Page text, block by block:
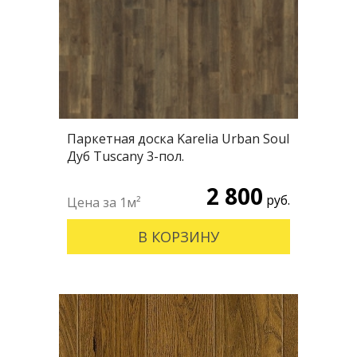
Паркетная доска Karelia Urban Soul
Дуб Tuscany 3-пол.
2 800 руб.
В КОРЗИНУ